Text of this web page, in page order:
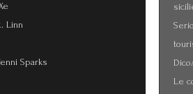
Linn
Sparks
Le